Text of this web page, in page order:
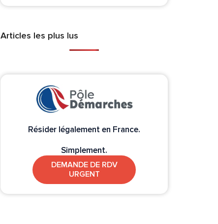
Articles les plus lus
Résider légalement en France.
Simplement.
DEMANDE DE RDV
URGENT